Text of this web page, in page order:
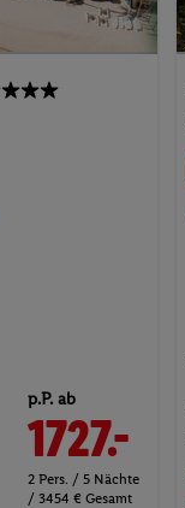
p.P. ab
1727.-
2 Pers. / 5 Nächte
/ 3454 € Gesamt